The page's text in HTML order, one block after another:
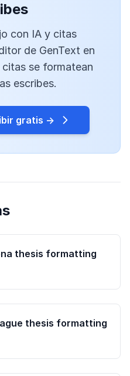
con IA y citas
de GenText en
se formatean
escribes.
gratis →
thesis formatting
thesis formatting